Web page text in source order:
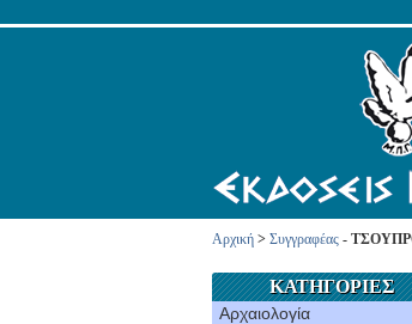
Αρχική > Συγγραφέας -
ΚΑΤΗΓΟΡΙΕΣ
Αρχαιολογία